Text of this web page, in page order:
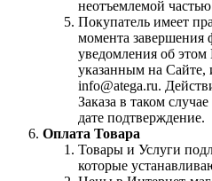
неотъемлемой
Покупатель имеет
момента завершения
уведомления об
указанным на Сайте,
info@atega.ru.
Заказа в таком
дате подтверждение.
Оплата Товара
Товары и Услуги
которые